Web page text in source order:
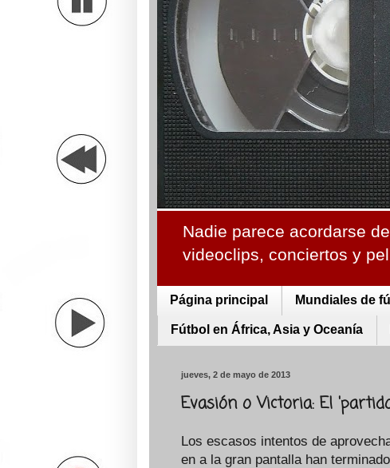
Nadie parece acordarse
videoclips, conciertos y
Página principal Mundiales de
Fútbol en África, Asia y Oceanía
jueves, 2 de mayo de 2013
Evasión o Victoria: El
Los escasos intentos de
en a la gran pantalla han